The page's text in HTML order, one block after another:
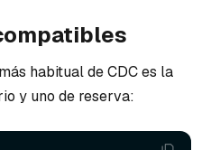
habitual de CDC es la
y uno de reserva: